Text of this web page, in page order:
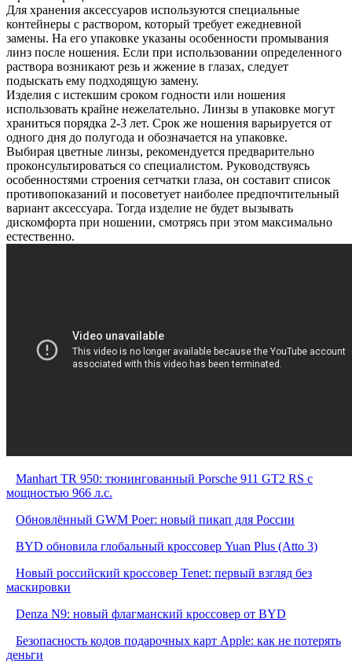
Для хранения аксессуаров используются специальные
контейнеры с раствором, который требует ежедневной
замены. На его упаковке указаны особенности промывания
линз после ношения. Если при использовании определенного
раствора возникают резь и жжение в глазах, следует
подыскать ему подходящую замену.
Изделия с истекшим сроком годности или ношения
использовать крайне нежелательно. Линзы в упаковке могут
храниться порядка 2-3 лет. Срок же ношения варьируется от
одного дня до полугода и обозначается на упаковке.
Выбирая цветные линзы, рекомендуется предварительно
проконсультироваться со специалистом. Руководствуясь
особенностями строения сетчатки глаза, он составит список
противопоказаний и посоветует наиболее предпочтительный
вариант аксессуара. Тогда изделие не будет вызывать
дискомфорта при ношении, смотрясь при этом максимально
естественно.
Manhart TR 950: тюнингованный Porsche 911 GT2 RS с
мощностью 966 л.с.
Обновлённый GWM Poer: новый пикап для России
BYD обновила глобальный кроссовер Yuan Plus (Atto 3)
Новый российский кроссовер Tenet: первый взгляд без
маскировки
Denza N9: новый флагманский кроссовер от BYD
Безопасность кодов подарочных карт Apple: как не потерять
деньги